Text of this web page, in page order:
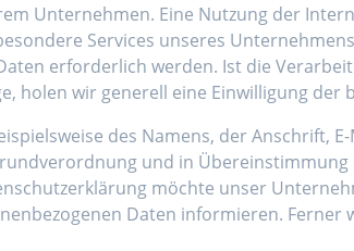
Unternehmen. Eine Nutzung der
Services unseres
erforderlich werden. Ist die
holen wir generell eine Einwilligung der
des Namens, der Anschrift,
und in
möchte unser
Daten informieren.